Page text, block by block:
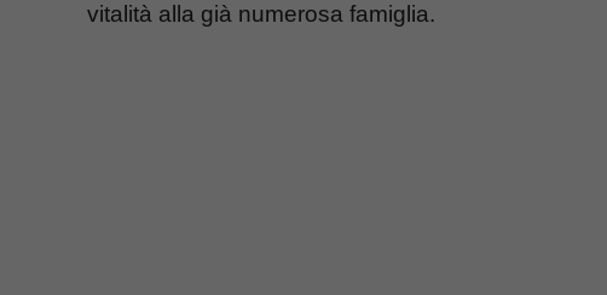
vitalità alla già numerosa famiglia.